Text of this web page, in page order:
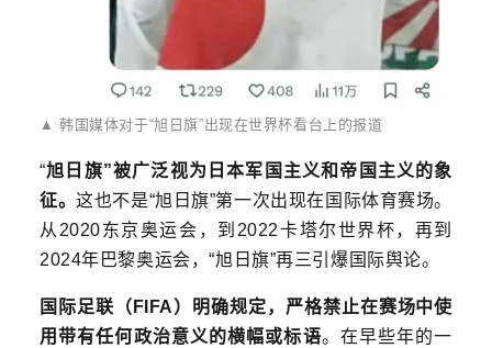
▲ 韩国媒体对于“旭日旗”出现在世界杯看台上的报道
“旭日旗”被广泛视为日本军国主义和帝国主义的象
征。这也不是“旭日旗”第一次出现在国际体育赛场。
从2020东京奥运会，到2022卡塔尔世界杯，再到
2024年巴黎奥运会，“旭日旗”再三引爆国际舆论。
国际足联（FIFA）明确规定，严格禁止在赛场中使
用带有任何政治意义的横幅或标语。 在早些年的一